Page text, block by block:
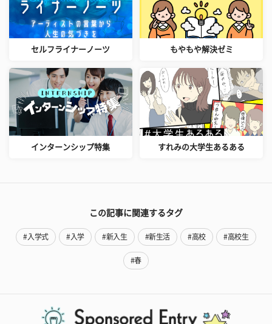
セルフライナーノーツ もやもや解決ゼミ
インターンシップ特集 すれみの大学生あるある
この記事に関連するタグ
#入学式 #入学 #新入生 #新生活 #高校 #高校生
#春